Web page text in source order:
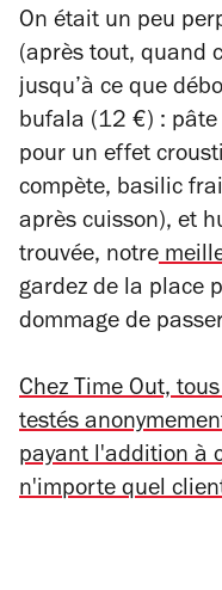
On était un peu
(après tout, quand
jusqu’à ce que
bufala (12 €) :
pour un effet
compète, basilic
après cuisson), et
trouvée, notre
gardez de la place
dommage de
Chez Time Out,
testés
payant l'addition à
n'importe quel